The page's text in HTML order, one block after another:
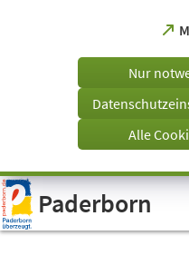
Visuelle
Assistenzsoftware
öffnen.
Tab)
Nur
Alle
Paderborn